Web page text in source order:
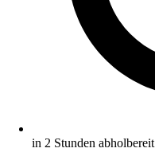
in 2 Stunden abholbereit